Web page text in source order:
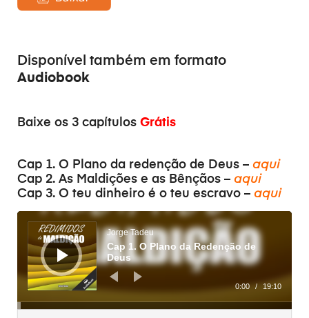
Disponível também em formato
Audiobook
Baixe os 3 capítulos Grátis
Cap 1. O Plano da redenção de Deus – aqui
Cap 2. As Maldições e as Bênçãos – aqui
Cap 3. O teu dinheiro é o teu escravo – aqui
Audiospeler
Jorge Tadeu
Cap 1. O Plano da Redenção de
Deus
0:00 / 19:10